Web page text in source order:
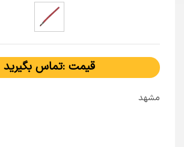
قیمت :تماس بگیرید
مشهد